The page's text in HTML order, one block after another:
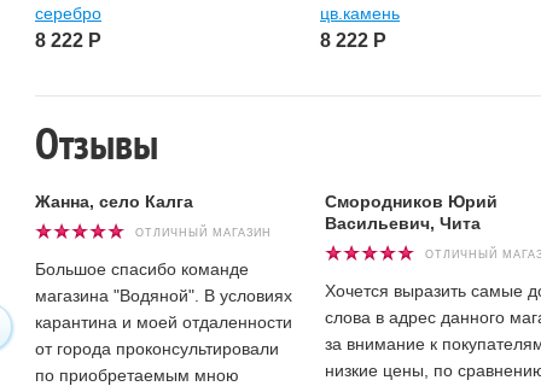
серебро
8 222 Р
цв.камень
8 222 Р
Отзывы
Жанна, село Калга
ОТЛИЧНЫЙ МАГАЗИН
Большое спасибо команде
магазина "Водяной". В условиях
карантина и моей отдаленности
от города проконсультировали
по приобретаемым мною
Смородников Юрий
Васильевич, Чита
ОТЛИЧНЫЙ
Хочется выразить самые
слова в адрес данного
за внимание к
низкие цены, по